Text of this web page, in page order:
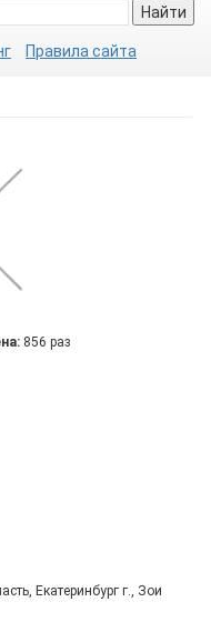
Найти
Правила сайта
856 раз
Екатеринбург г., Зои